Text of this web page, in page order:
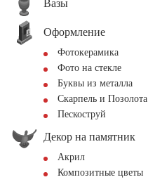
Вазы
Оформление
Фотокерамика
Фото на стекле
Буквы из металла
Скарпель и Позолота
Пескоструй
Декор на памятник
Акрил
Композитные цветы